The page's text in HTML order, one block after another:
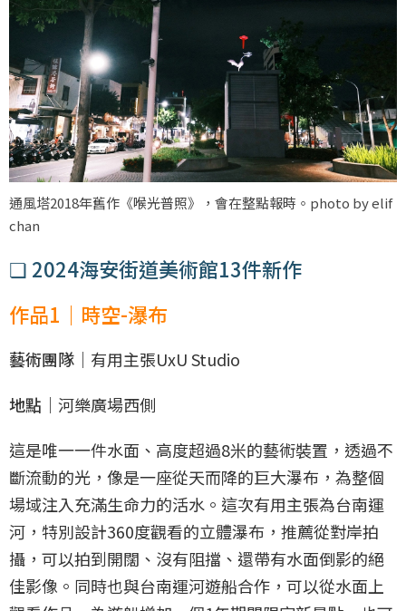
通風塔2018年舊作《喉光普照》，會在整點報時。photo by elif
chan
❏ 2024海安街道美術館13件新作
作品1｜時空-瀑布
藝術團隊｜ 有用主張UxU Studio
地點｜ 河樂廣場西側
這是唯一一件水面、高度超過8米的藝術裝置，透過不
斷流動的光，像是一座從天而降的巨大瀑布，為整個
場域注入充滿生命力的活水。這次有用主張為台南運
河，特別設計360度觀看的立體瀑布，推薦從對岸拍
攝，可以拍到開闊、沒有阻擋、還帶有水面倒影的絕
佳影像。同時也與台南運河遊船合作，可以從水面上